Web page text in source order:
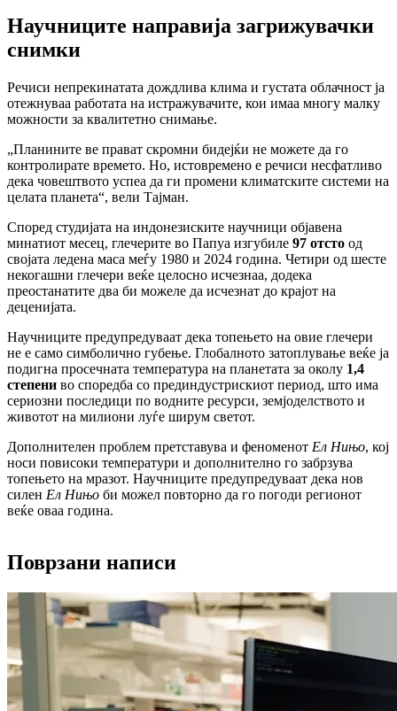
Научниците направија загрижувачки
снимки
Речиси непрекинатата дождлива клима и густата облачност ја
отежнуваа работата на истражувачите, кои имаа многу малку
можности за квалитетно снимање.
„Планините ве прават скромни бидејќи не можете да го
контролирате времето. Но, истовремено е речиси несфатливо
дека човештвото успеа да ги промени климатските системи на
целата планета“, вели Тајман.
Според студијата на индонезиските научници објавена
минатиот месец, глечерите во Папуа изгубиле 97 отсто од
својата ледена маса меѓу 1980 и 2024 година. Четири од шесте
некогашни глечери веќе целосно исчезнаа, додека
преостанатите два би можеле да исчезнат до крајот на
деценијата.
Научниците предупредуваат дека топењето на овие глечери
не е само симболично губење. Глобалното затоплување веќе ја
подигна просечната температура на планетата за околу 1,4
степени во споредба со прединдустрискиот период, што има
сериозни последици по водните ресурси, земјоделството и
животот на милиони луѓе ширум светот.
Дополнителен проблем претставува и феноменот Ел Нињо, кој
носи повисоки температури и дополнително го забрзува
топењето на мразот. Научниците предупредуваат дека нов
силен Ел Нињо би можел повторно да го погоди регионот
веќе оваа година.
Поврзани написи